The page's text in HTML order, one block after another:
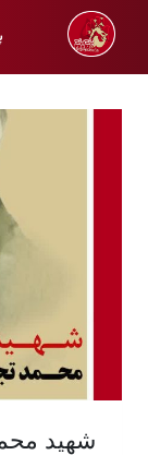
شهید